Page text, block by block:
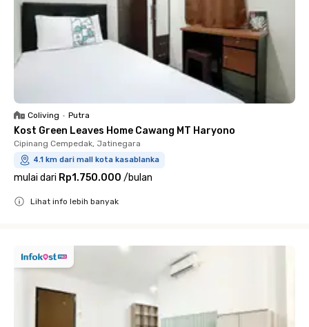
Coliving • Putra
Kost Green Leaves Home Cawang MT Haryono
Cipinang Cempedak, Jatinegara
4.1 km dari mall kota kasablanka
mulai dari Rp1.750.000 /bulan
Lihat info lebih banyak